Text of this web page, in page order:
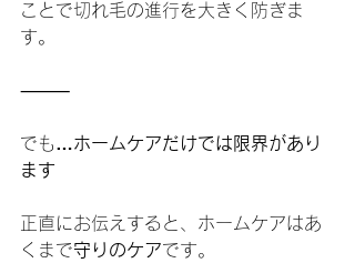
ことで切れ毛の進行を大きく防ぎま
す。
⸻
でも
…ホームケアだけでは限界があり
ます
正直にお伝えすると、ホームケアはあ
くまで守りのケアです。